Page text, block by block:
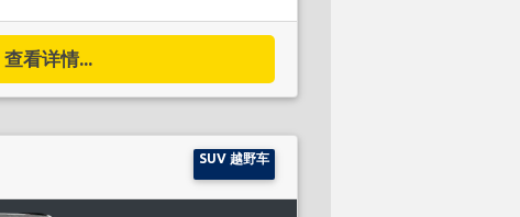
查看详情...
SUV 越野车